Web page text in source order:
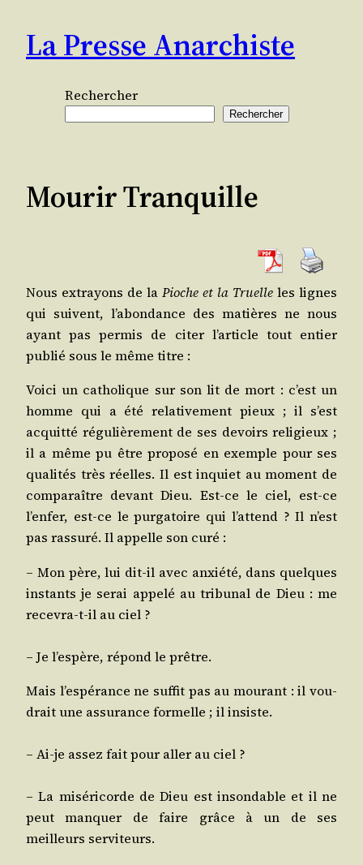
contenu
La Presse Anarchiste
Rechercher
Rechercher
Mourir Tranquille
Nous extra­yons de la Pioche et la Truelle les lignes
qui suivent, l’a­bon­dance des matières ne nous
ayant pas per­mis de citer l’ar­ticle tout entier
publié sous le même titre :
Voi­ci un catho­lique sur son lit de mort : c’est un
homme qui a été rela­ti­ve­ment pieux ; il s’est
acquit­té régu­liè­re­ment de ses devoirs reli­gieux ;
il a même pu être pro­po­sé en exemple pour ses
qua­li­tés très réelles. Il est inquiet au moment de
com­pa­raître devant Dieu. Est-ce le ciel, est-ce
l’en­fer, est-ce le pur­ga­toire qui l’at­tend ? Il n’est
pas ras­su­ré. Il appelle son curé :
– Mon père, lui dit-il avec anxié­té, dans quelques
ins­tants je serai appe­lé au tri­bu­nal de Dieu : me
rece­vra-t-il au ciel ?
– Je l’es­père, répond le prêtre.
Mais l’es­pé­rance ne suf­fit pas au mou­rant : il vou­
drait une assu­rance for­melle ; il insiste.
– Ai-je assez fait pour aller au ciel ?
– La misé­ri­corde de Dieu est inson­dable et il ne
peut man­quer de faire grâce à un de ses
meilleurs serviteurs.